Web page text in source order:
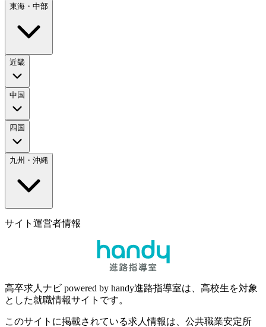
東海・中部
近畿
中国
四国
九州・沖縄
サイト運営者情報
高卒求人ナビ powered by handy進路指導室は、高校生を対象
とした就職情報サイトです。
このサイトに掲載されている求人情報は、公共職業安定所